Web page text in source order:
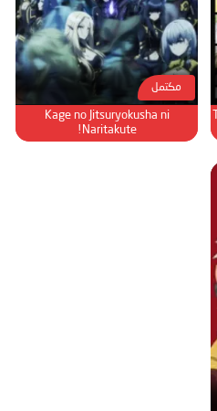
مكتمل
Kage no Jitsuryokusha ni
Naritakute!